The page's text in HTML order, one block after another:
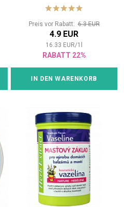
Preis vor Rabatt:6.3 EUR
4.9 EUR
16.33 EUR/1
RABATT 22%
IN DEN WARENKORB